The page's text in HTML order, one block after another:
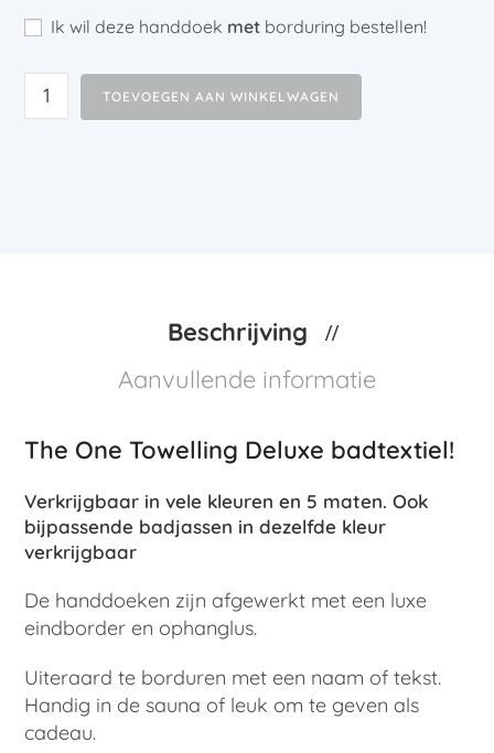
Ik wil deze handdoek met borduring bestellen!
TOEVOEGEN AAN WINKELWAGEN
Beschrijving
Aanvullende informatie
The One Towelling Deluxe badtextiel!
Verkrijgbaar in vele kleuren en 5 maten. Ook
bijpassende badjassen in dezelfde kleur
verkrijgbaar
De handdoeken zijn afgewerkt met een luxe
eindborder en ophanglus.
Uiteraard te borduren met een naam of tekst.
Handig in de sauna of leuk om te geven als
cadeau.